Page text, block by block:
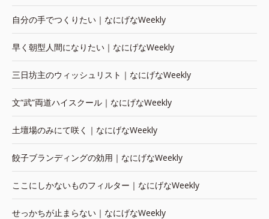
自分の手でつくりたい｜なにげなWeekly
早く朝型人間になりたい｜なにげなWeekly
三日坊主のウィッシュリスト｜なにげなWeekly
文“武”両道ハイスクール｜なにげなWeekly
土壇場のみにて咲く｜なにげなWeekly
餃子ブランディングの効用｜なにげなWeekly
ここにしかないものフィルター｜なにげなWeekly
せっかちが止まらない｜なにげなWeekly